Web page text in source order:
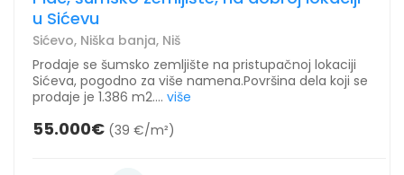
u Sićevu
Sićevo, Niška banja, Niš
Prodaje se šumsko zemljište na pristupačnoj lokaciji
Sićeva, pogodno za više namena.Površina dela koji se
prodaje je 1.386 m2.... više
55.000€ (39 €/m²)